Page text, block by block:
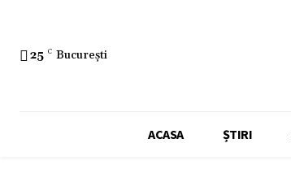
25 C București
ACASA ȘTIRI